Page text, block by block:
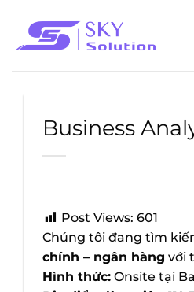
nội
dung
Business
Post Views: 601
Chúng tôi đang tìm
chính – ngân hàng với
Hình thức: Onsite tại